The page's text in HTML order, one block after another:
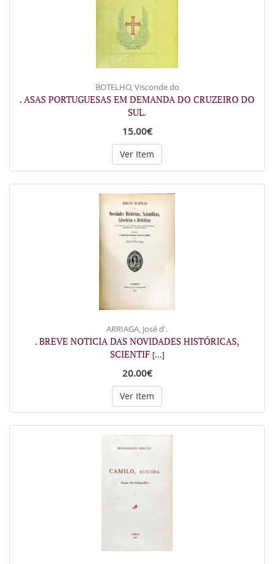
BOTELHO, Visconde do
. ASAS PORTUGUESAS EM DEMANDA DO CRUZEIRO DO
SUL.
15.00€
Ver Item
ARRIAGA, José d'.
. BREVE NOTICIA DAS NOVIDADES HISTÓRICAS,
SCIENTIF [...]
20.00€
Ver Item